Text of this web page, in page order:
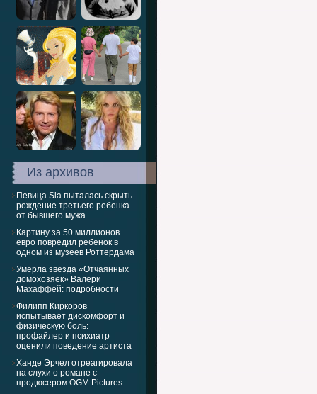
Из архивов
Певица Sia пыталась скрыть
рождение третьего ребенка
от бывшего мужа
Картину за 50 миллионов
евро повредил ребенок в
одном из музеев Роттердама
Умерла звезда «Отчаянных
домохозяек» Валери
Махаффей: подробности
Филипп Киркоров
испытывает дискомфорт и
физическую боль:
профайлер и психиатр
оценили поведение артиста
Ханде Эрчел отреагировала
на слухи о романе с
продюсером OGM Pictures